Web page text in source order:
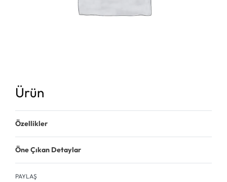
Ürün
Özellikler
Öne Çıkan Detaylar
PAYLAŞ